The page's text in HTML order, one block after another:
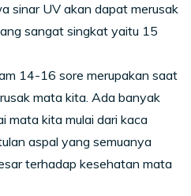
sinar UV akan dapat merusak
sangat singkat yaitu 15
14-16 sore merupakan saat
mata kita. Ada banyak
mata kita mulai dari kaca
aspal yang semuanya
terhadap kesehatan mata